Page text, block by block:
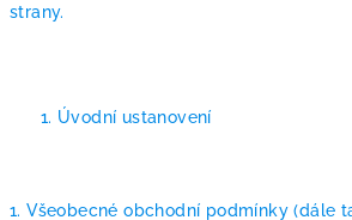
strany.
Úvodní ustanovení
1. Všeobecné obchodní podmínky (dále